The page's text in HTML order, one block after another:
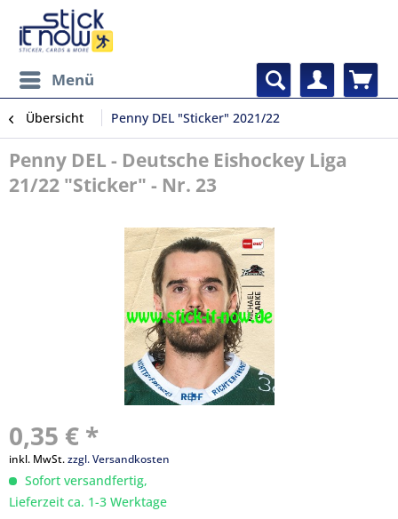
Menü
Übersicht Penny DEL "Sticker" 2021/22
Penny DEL - Deutsche Eishockey Liga
21/22 "Sticker" - Nr. 23
0,35 € *
inkl. MwSt.zzgl. Versandkosten
Sofort versandfertig,
Lieferzeit ca. 1-3 Werktage